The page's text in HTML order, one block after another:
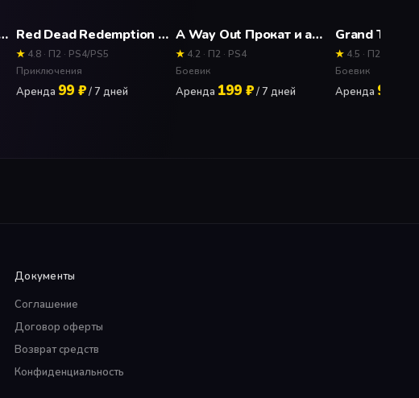
Man) Прокат и аренда игры 7 дней Red Dead Redemption 2 Прокат и аренда игры 7 дней
★ 4.8 · П2 · PS4/PS5
Приключения
Аренда 99 ₽/ 7 дней
A Way Out Прокат и аренда игры 7 дней
★ 4.2 · П2 · PS4
Боевик
Аренда 199 ₽/ 7 дней
★ 4.5 · П2 · PS4
Боевик
Аренда 99 ₽
Документы
Соглашение
Договор оферты
Возврат средств
Конфиденциальность